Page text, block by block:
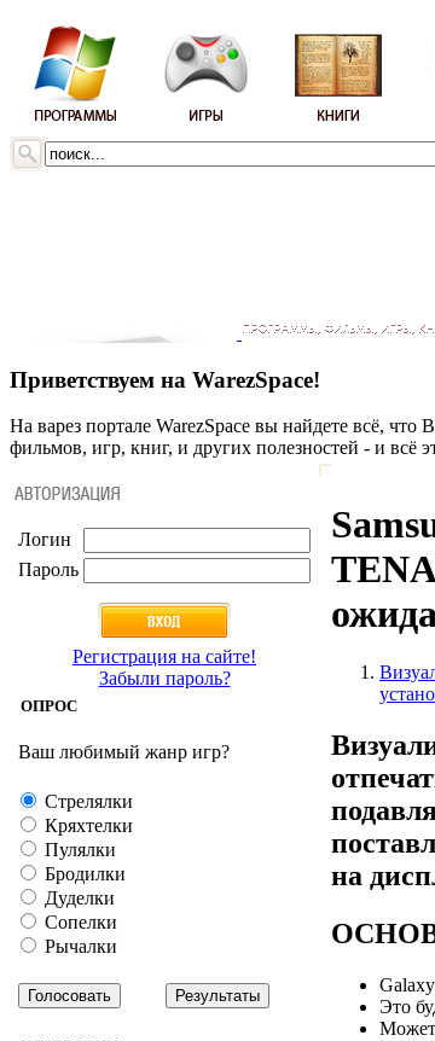
Приветствуем на WarezSpace!
На варез портале WarezSpace вы найдете всё,
фильмов, игр, книг, и других полезностей - и всё
Логин
Пароль
Регистрация на сайте!
Забыли пароль?
ОПРОС
Ваш любимый жанр игр?
Стрелялки
Кряхтелки
Пулялки
Бродилки
Дуделки
Сопелки
Рычалки
на
Это
Может